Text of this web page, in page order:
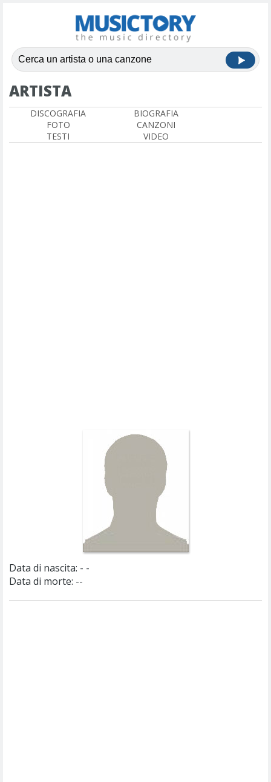
ARTISTA
DISCOGRAFIA
BIOGRAFIA
FOTO
CANZONI
TESTI
VIDEO
Data di nascita: - -
Data di morte: --